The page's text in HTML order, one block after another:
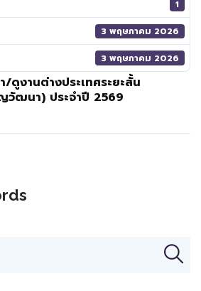
1
3 พฤษภาคม 2026
3 พฤษภาคม 2026
งานต่างประเทศระยะสั้น
ฒนา) ประจำปี 2569